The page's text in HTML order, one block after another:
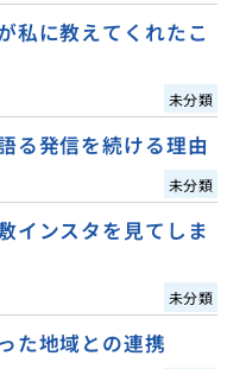
私に教えてくれたこ
未分類
る発信を続ける理由
未分類
インスタを見てしま
未分類
た地域との連携